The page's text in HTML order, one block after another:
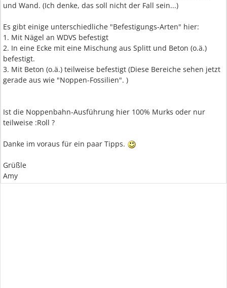
und Wand. (Ich denke, das soll nicht der Fall sein...)
Es gibt einige unterschiedliche "Befestigungs-Arten" hier:
1. Mit Nägel an WDVS befestigt
2. In eine Ecke mit eine Mischung aus Splitt und Beton (o.ä.)
befestigt.
3. Mit Beton (o.ä.) teilweise befestigt (Diese Bereiche sehen jetzt
gerade aus wie "Noppen-Fossilien". )
Ist die Noppenbahn-Ausführung hier 100% Murks oder nur
teilweise :Roll ?
Danke im voraus für ein paar Tipps.
Grüßle
Amy